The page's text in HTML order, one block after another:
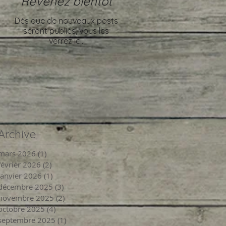
Dès que de nouveaux posts
seront publiés, vous les
verrez ici.
2026 (1)
2026 (2)
2026 (1)
2025 (3) 3 posts
2025 (2) 2 posts
2025 (4)4 posts
2025 (1)